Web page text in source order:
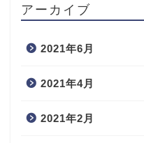
アーカイブ
2021年6月
2021年4月
2021年2月